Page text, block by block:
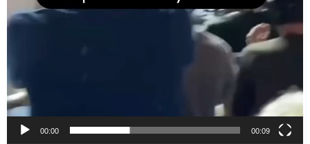
00:00 00:09